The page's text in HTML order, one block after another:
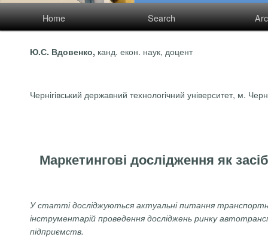
Home Search
Ю.С. Вдовенко, канд. екон. наук, доцент
Чернігівський державний технологічний університет, м.
Маркетингові дослідження як
У статті досліджуються актуальні питання
інструментарій проведення досліджень ринку
підприємств.